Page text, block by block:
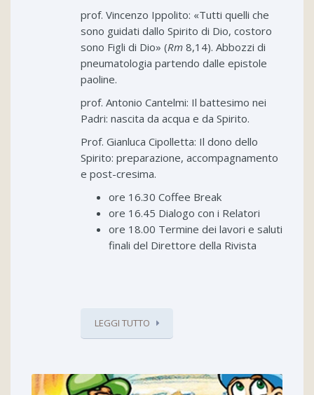
prof. Vincenzo Ippolito: «Tutti quelli che
sono guidati dallo Spirito di Dio, costoro
sono Figli di Dio» (Rm 8,14). Abbozzi di
pneumatologia partendo dalle epistole
paoline.
prof. Antonio Cantelmi: Il battesimo nei
Padri: nascita da acqua e da Spirito.
Prof. Gianluca Cipolletta: Il dono dello
Spirito: preparazione, accompagnamento
e post-cresima.
ore 16.30 Coffee Break
ore 16.45 Dialogo con i Relatori
ore 18.00 Termine dei lavori e saluti
finali del Direttore della Rivista
LEGGI TUTTO